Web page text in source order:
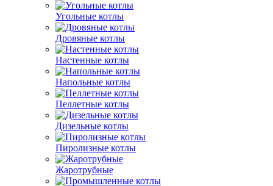
Угольные котлы
Дровяные котлы
Настенные котлы
Напольные котлы
Пеллетные котлы
Дизельные котлы
Пиролизные котлы
Жаротрубные